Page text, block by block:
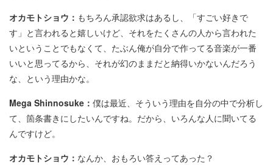
オカモトショウ： もちろん承認欲求はあるし、「すごい好きで
す」と言われると嬉しいけど、それをたくさんの人から言われた
いということでもなくて、たぶん俺が自分で作ってる音楽が一番
いいと思ってるから、それが幻のままだと納得いかないんだろう
な、という理由かな。
Mega Shinnosuke： 僕は最近、そういう理由を自分の中で分析し
て、箇条書きにしたいんですね。だから、いろんな人に聞いてる
んですけど。
オカモトショウ： なんか、おもろい答えってあった？